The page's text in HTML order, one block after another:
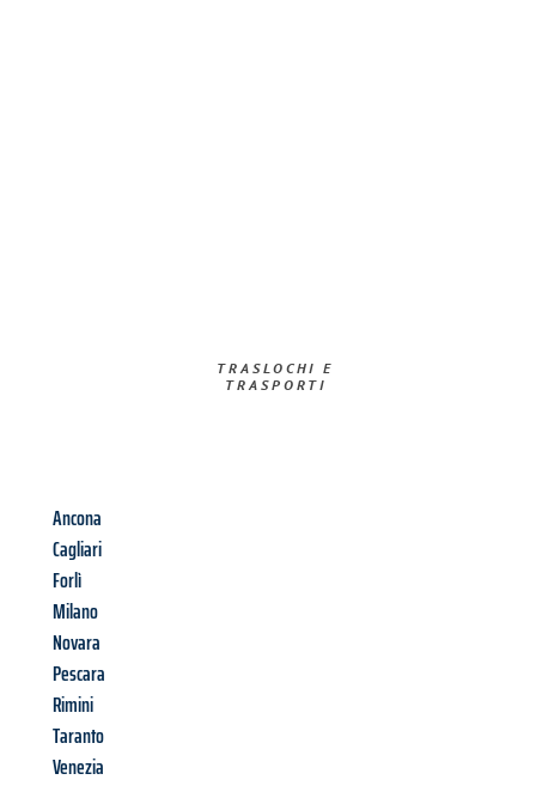
TRASLOCHI E
TRASPORTI​
Ancona
Cagliari
Forlì
Milano
Novara
Pescara
Rimini
Taranto
Venezia